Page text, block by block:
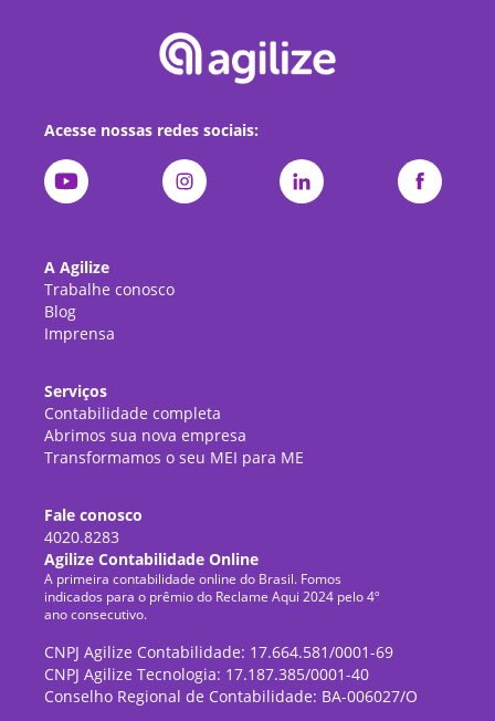
Acesse nossas redes sociais:
A Agilize
Trabalhe conosco
Blog
Imprensa
Serviços
Contabilidade completa
Abrimos sua nova empresa
Transformamos o seu MEI para ME
Fale conosco
4020.8283
Agilize Contabilidade Online
A primeira contabilidade online do Brasil. Fomos
indicados para o prêmio do Reclame Aqui 2024 pelo 4º
ano consecutivo.
CNPJ Agilize Contabilidade: 17.664.581/0001-69
CNPJ Agilize Tecnologia: 17.187.385/0001-40
Conselho Regional de Contabilidade: BA-006027/O